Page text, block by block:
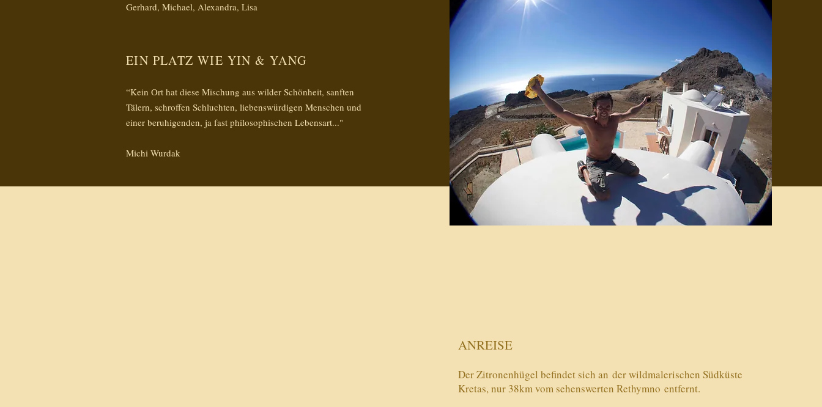
Gerhard, Michael, Alexandra, Lisa
EIN PLATZ WIE YIN & YANG
“Kein Ort hat diese Mischung aus wilder Schönheit, sanften
Tälern, schroffen Schluchten, liebenswürdigen Menschen und
einer beruhigenden, ja fast philosophischen Lebensart..."
Michi Wurdak
ANREISE
Der Zitronenhügel befindet sich an der wildmalerischen Südküste
Kretas, nur 38km vom sehenswerten Rethymno entfernt.